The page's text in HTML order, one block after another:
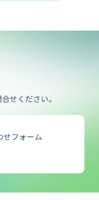
せください。
フォーム